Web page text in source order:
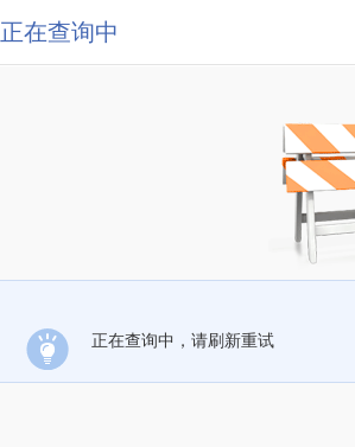
正在查询中
正在查询中，请刷新重试